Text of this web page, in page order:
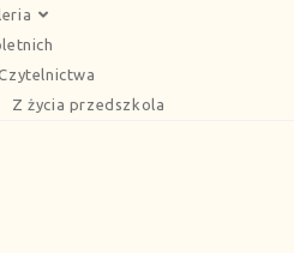
Z życia przedszkola